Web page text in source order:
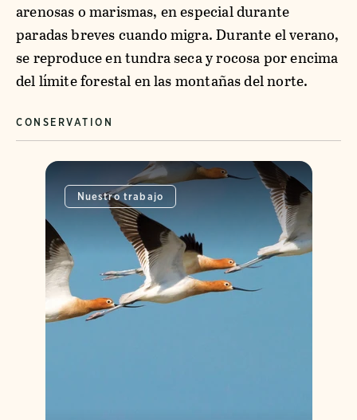
arenosas o marismas, en especial durante
paradas breves cuando migra. Durante el verano,
se reproduce en tundra seca y rocosa por encima
del límite forestal en las montañas del norte.
CONSERVATION
Nuestro trabajo